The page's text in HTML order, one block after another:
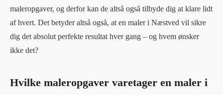
maleropgaver, og derfor kan de altså også tilbyde dig at klare lidt
af hvert. Det betyder altså også, at en maler i Næstved vil sikre
dig det absolut perfekte resultat hver gang – og hvem ønsker
ikke det?
Hvilke maleropgaver varetager en maler i